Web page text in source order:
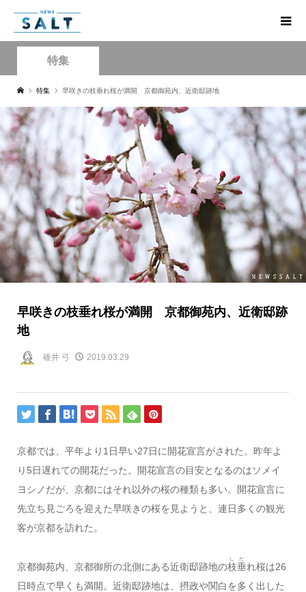
特集
特集 早咲きの枝垂れ桜が満開 京都御苑内、近衛邸跡地
早咲きの枝垂れ桜が満開 京都御苑内、近衛邸跡
地
碓井 弓 2019.03.29
京都では、平年より1日早い27日に開花宣言がされた。昨年よ
り5日遅れての開花だった。開花宣言の目安となるのはソメイ
ヨシノだが、京都にはそれ以外の桜の種類も多い。開花宣言に
先立ち見ごろを迎えた早咲きの桜を見ようと、連日多くの観光
客が京都を訪れた。
京都御苑内、京都御所の北側にある近衛邸跡地の枝垂
しだ
れ桜は26
日時点で早くも満開。近衛邸跡地は、摂政や関白を多く出した